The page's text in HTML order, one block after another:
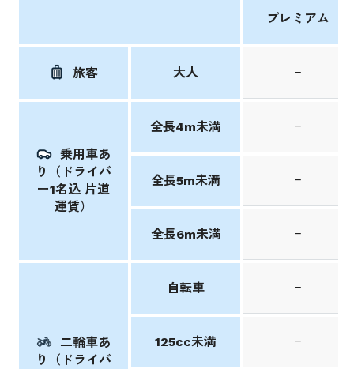
プレミアム
旅客 大人 −
乗用車あ
り（ドライバ
ー1名込 片道
運賃）
全長4m未満 −
全長5m未満 −
全長6m未満 −
二輪車あ
り（ドライバ
自転車 −
125cc未満 −